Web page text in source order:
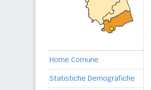
Home Comune
Statistiche Demografiche